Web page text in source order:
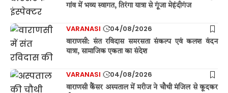
गांव में भव्य स्वागत, तिरंगा यात्रा से गूंजा मेहंदीगंज
VARANASI 04/08/2026
वाराणसी: संत रविदास समरसता संकल्प एवं कलश वंदन
यात्रा, सामाजिक एकता का संदेश
VARANASI 04/08/2026
वाराणसी कैंसर अस्पताल में मरीज ने चौथी मंजिल से कूदकर